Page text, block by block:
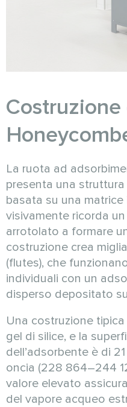
La ruota ad
presenta una
basata su una
visivamente ricorda
arrotolato a formare
costruzione crea
(flutes), che
individuali con un
disperso depositato
Una costruzione
gel di silice, e la
dell’adsorbente è di
oncia (228 864–244
valore elevato
del vapore acqueo